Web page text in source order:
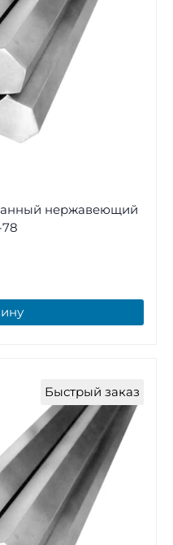
нержавеющий
Быстрый заказ